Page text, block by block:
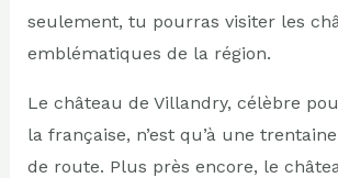
seulement, tu pourras visiter les
emblématiques de la région.
Le château de Villandry, célèbre
la française, n’est qu’à une
de route. Plus près encore, le